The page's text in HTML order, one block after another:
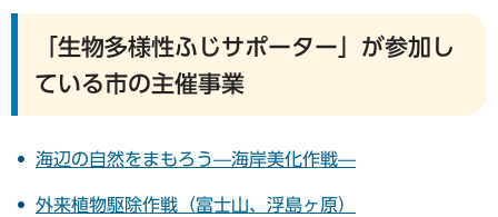
「生物多様性ふじサポーター」が参加し
ている市の主催事業
海辺の自然をまもろう—海岸美化作戦—
外来植物駆除作戦（富士山、浮島ヶ原）